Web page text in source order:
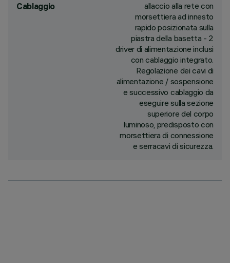
Cablaggio
allaccio alla rete con
morsettiera ad innesto
rapido posizionata sulla
piastra della basetta - 2
driver di alimentazione inclusi
con cablaggio integrato.
Regolazione dei cavi di
alimentazione / sospensione
e successivo cablaggio da
eseguire sulla sezione
superiore del corpo
luminoso, predisposto con
morsettiera di connessione
e serracavi di sicurezza.